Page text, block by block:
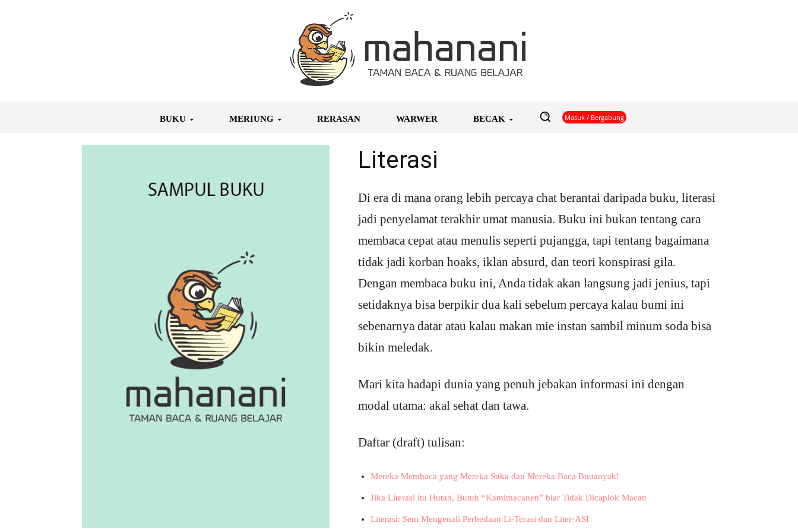
BUKU MERIUNG RERASAN WARWER BECAK Masuk / Bergabung
Literasi
Di era di mana orang lebih percaya chat berantai daripada buku, literasi
jadi penyelamat terakhir umat manusia. Buku ini bukan tentang cara
membaca cepat atau menulis seperti pujangga, tapi tentang bagaimana
tidak jadi korban hoaks, iklan absurd, dan teori konspirasi gila.
Dengan membaca buku ini, Anda tidak akan langsung jadi jenius, tapi
setidaknya bisa berpikir dua kali sebelum percaya kalau bumi ini
sebenarnya datar atau kalau makan mie instan sambil minum soda bisa
bikin meledak.
Mari kita hadapi dunia yang penuh jebakan informasi ini dengan
modal utama: akal sehat dan tawa.
Daftar (draft) tulisan:
Mereka Membaca yang Mereka Suka dan Mereka Baca Buuanyak!
Jika Literasi itu Hutan, Butuh “Kamimacanen” biar Tidak Dicaplok Macan
Literasi: Seni Mengenali Perbedaan Li-Terasi dan Liter-ASI